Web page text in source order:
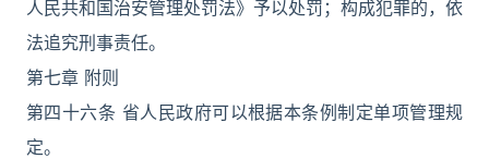
人民共和国治安管理处罚法》予以处罚；构成犯罪的，依
法追究刑事责任。
第七章 附则
第四十六条 省人民政府可以根据本条例制定单项管理规
定。